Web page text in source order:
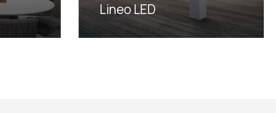
Lineo LED